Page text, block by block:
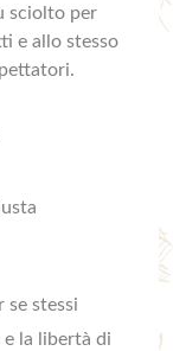
sciolto per
e allo stesso
se stessi
la libertà di